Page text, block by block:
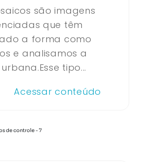
são imagens
que têm
a forma como
e analisamos a
tipo...
Acessar conteúdo